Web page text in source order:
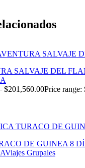
SALVAJE DEL
$201,560.00Price
DE GUINEA 8
Viajes Grupales